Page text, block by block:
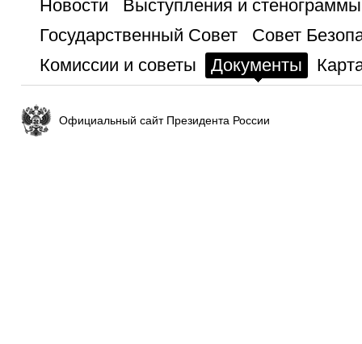
Новости
Выступления и стенограммы
Государственный Совет
Совет
Комиссии и советы
Документы
Официальный сайт Президента России